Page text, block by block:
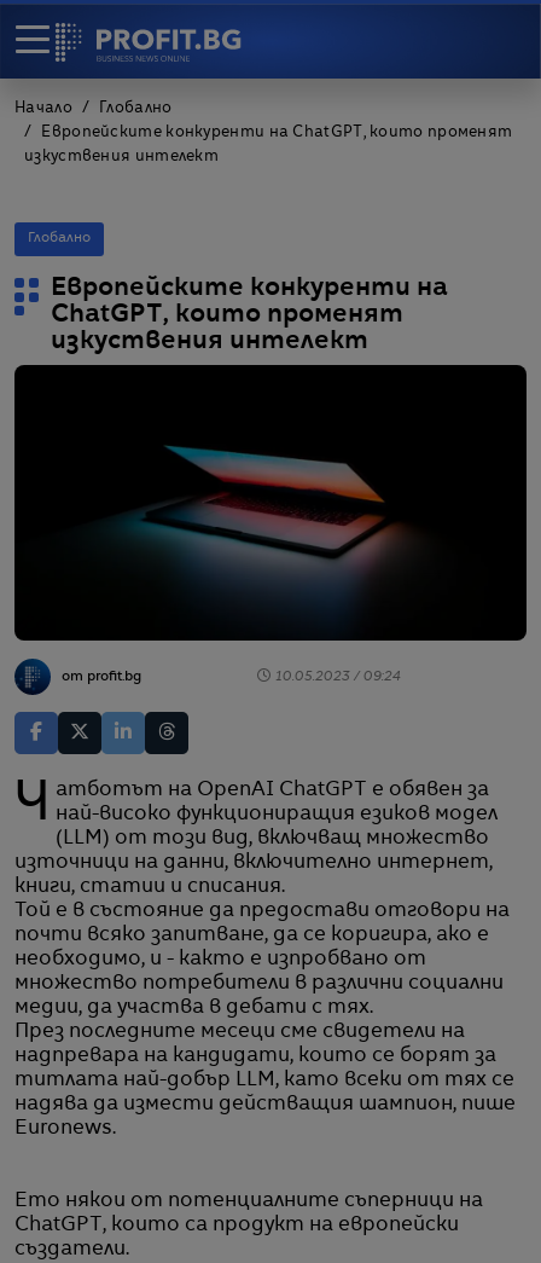
Начало
Глобално
Европейските конкуренти на ChatGPT, които променят
изкуствения интелект
Глобално
Европейските конкуренти на
ChatGPT, които променят
изкуствения интелект
от profit.bg 10.05.2023 / 09:24
Чатботът на OpenAI ChatGPT е обявен за най-високо функциониращия езиков модел
(LLM) от този вид, включващ множество
източници на данни, включително интернет,
книги, статии и списания.
Той е в състояние да предостави отговори на
почти всяко запитване, да се коригира, ако е
необходимо, и - както е изпробвано от
множество потребители в различни социални
медии, да участва в дебати с тях.
През последните месеци сме свидетели на
надпревара на кандидати, които се борят за
титлата най-добър LLM, като всеки от тях се
надява да измести действащия шампион, пише
Euronews.
Ето някои от потенциалните съперници на
ChatGPT, които са продукт на европейски
създатели.